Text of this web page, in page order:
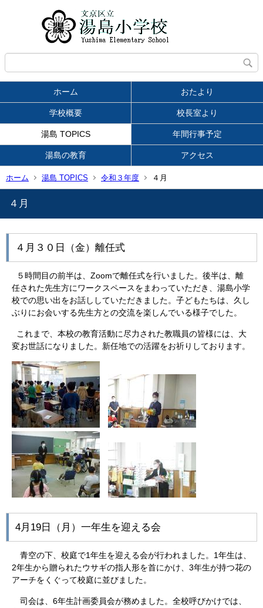
ホーム おたより
学校概要 校長室より
湯島 TOPICS 年間行事予定
湯島の教育 アクセス
ホーム 湯島 TOPICS 令和３年度 ４月
４月
４月３０日（金）離任式
５時間目の前半は、Zoomで離任式を行いました。後半は、離
任された先生方にワークスペースをまわっていただき、湯島小学
校での思い出をお話ししていただきました。子どもたちは、久し
ぶりにお会いする先生方との交流を楽しんでいる様子でした。
これまで、本校の教育活動に尽力された教職員の皆様には、大
変お世話になりました。新任地での活躍をお祈りしております。
4月19日（月）一年生を迎える会
青空の下、校庭で1年生を迎える会が行われました。1年生は、
2年生から贈られたウサギの指人形を首にかけ、3年生が持つ花の
アーチをくぐって校庭に並びました。
司会は、6年生計画委員会が務めました。全校呼びかけでは、